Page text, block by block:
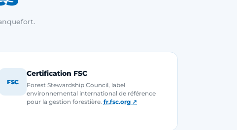
FSC
Certification FSC
Forest Stewardship Council, label
environnemental international de référence
pour la gestion forestière. fr.fsc.org ↗